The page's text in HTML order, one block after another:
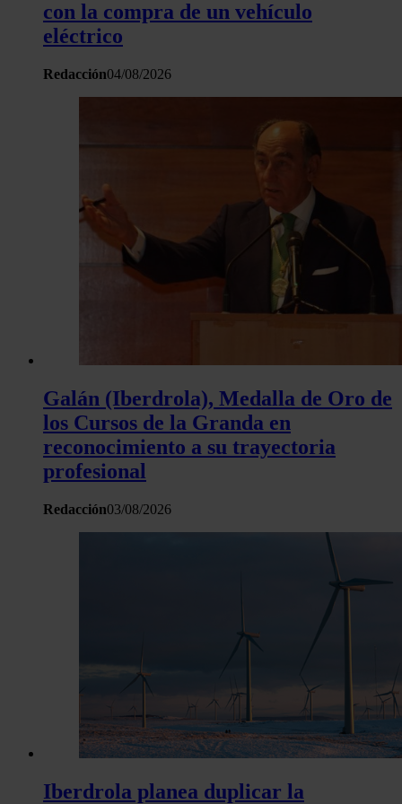
con la compra de un vehículo
eléctrico
Redacción04/08/2026
Galán (Iberdrola), Medalla de Oro de
los Cursos de la Granda en
reconocimiento a su trayectoria
profesional
Redacción03/08/2026
Iberdrola planea duplicar la